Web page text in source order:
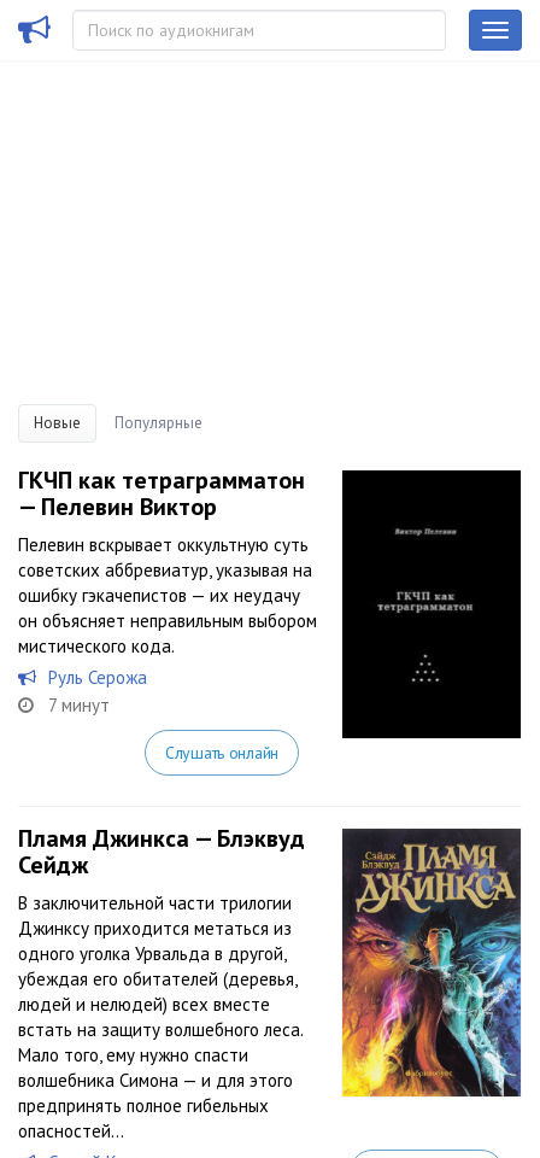
Новые Популярные
ГКЧП как тетраграмматон
— Пелевин Виктор
Пелевин вскрывает оккультную суть
советских аббревиатур, указывая на
ошибку гэкачепистов — их неудачу
он объясняет неправильным выбором
мистического кода.
Руль Серожа
7 минут
Слушать онлайн
Пламя Джинкса — Блэквуд
Сейдж
В заключительной части трилогии
Джинксу приходится метаться из
одного уголка Урвальда в другой,
убеждая его обитателей (деревья,
людей и нелюдей) всех вместе
встать на защиту волшебного леса.
Мало того, ему нужно спасти
волшебника Симона — и для этого
предпринять полное гибельных
опасностей...